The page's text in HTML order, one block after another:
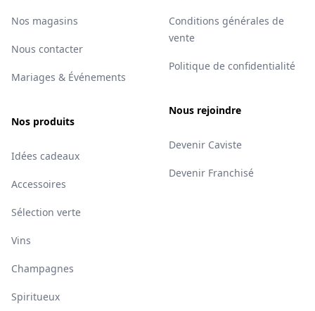
Nos magasins
Nous contacter
Mariages & Événements
Nos produits
Idées cadeaux
Accessoires
Sélection verte
Vins
Champagnes
Spiritueux
Conditions générales de
vente
Politique de confidentialité
Nous rejoindre
Devenir Caviste
Devenir Franchisé